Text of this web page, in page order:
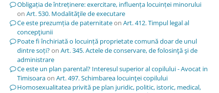
Obligația de întreținere: exercitare, influența locuinței minorului
on Art. 530. Modalităţile de executare
Ce este prezumția de paternitateon Art. 412. Timpul legal al
concepţiunii
Poate fi închiriată o locuință proprietate comună doar de unul
dintre soți?on Art. 345. Actele de conservare, de folosinţă şi de
administrare
Ce este un plan parental? Interesul superior al copilului - Avocat in
Timisoaraon Art. 497. Schimbarea locuinţei copilului
Homosexualitatea privită pe plan juridic, politic, istoric, medical,